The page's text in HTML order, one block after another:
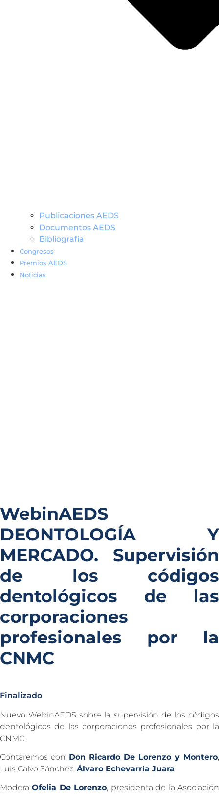
Publicaciones AEDS
Documentos AEDS
Bibliografía
Congresos
Premios AEDS
Noticias
WebinAEDS
DEONTOLOGÍA Y
MERCADO. Supervisión
de los códigos
dentológicos de las
corporaciones
profesionales por la
CNMC
Finalizado
Nuevo WebinAEDS sobre la supervisión de los códigos
dentológicos de las corporaciones profesionales por la
CNMC.
Contaremos con Don Ricardo De Lorenzo y Montero,
Luis Calvo Sánchez, Álvaro Echevarría Juara.
ModeraOfelia De Lorenzo, presidenta de la Asociación